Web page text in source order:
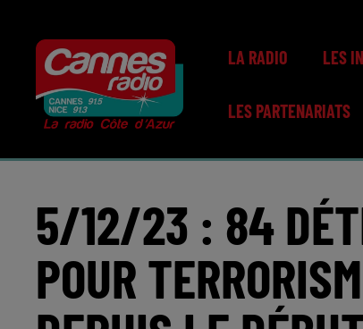
LA RADIO LES
LES PARTENARIATS
5/12/23 : 84
POUR